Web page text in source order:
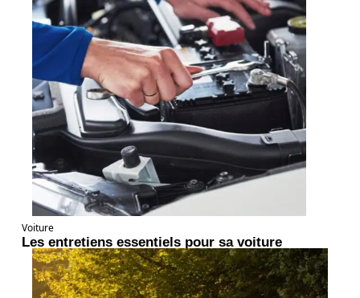
Voiture
Les entretiens essentiels pour sa voiture